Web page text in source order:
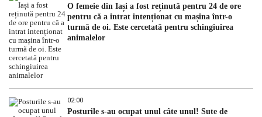
O femeie din Iași a fost reținută pentru 24 de ore
pentru că a intrat intenționat cu mașina într-o
turmă de oi. Este cercetată pentru schingiuirea
animalelor
02:00
Posturile s-au ocupat unul câte unul! Sute de